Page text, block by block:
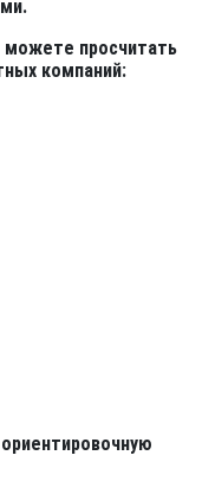
просчитать
компаний: